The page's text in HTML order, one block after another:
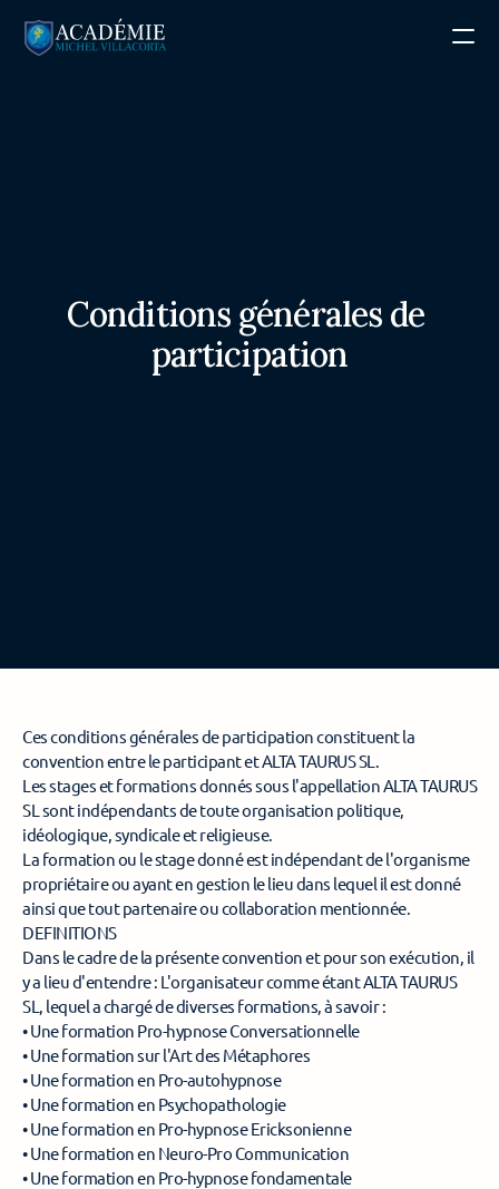
Ateliers — Expériences
Séance d'information
Programme de l'Hypno-Coaching Mental
Comment fonctionne le parcours ?
ATELIERS — EXPÉRIENCES
Un Miracle à la Fois
Conditions générales de
participation
Ces conditions générales de participation constituent la
convention entre le participant et ALTA TAURUS SL.
Les stages et formations donnés sous l'appellation ALTA TAURUS
SL sont indépendants de toute organisation politique,
idéologique, syndicale et religieuse.
La formation ou le stage donné est indépendant de l'organisme
propriétaire ou ayant en gestion le lieu dans lequel il est donné
ainsi que tout partenaire ou collaboration mentionnée.
DEFINITIONS
Dans le cadre de la présente convention et pour son exécution, il
y a lieu d'entendre : L'organisateur comme étant ALTA TAURUS
SL, lequel a chargé de diverses formations, à savoir :
• Une formation Pro-hypnose Conversationnelle
• Une formation sur l'Art des Métaphores
• Une formation en Pro-autohypnose
• Une formation en Psychopathologie
• Une formation en Pro-hypnose Ericksonienne
• Une formation en Neuro-Pro Communication
• Une formation en Pro-hypnose fondamentale